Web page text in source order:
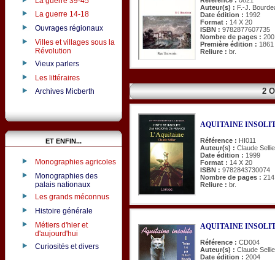
La guerre 14-18
Ouvrages régionaux
Villes et villages sous la
Révolution
Vieux parlers
Les littéraires
Archives Micberth
ET ENFIN...
Monographies agricoles
Monographies des
palais nationaux
Les grands méconnus
Histoire générale
Métiers d'hier et
d'aujourd'hui
Curiosités et divers
Auteur(s) : F.-J.
Date édition : 1992
Format : 14 X 20
ISBN : 9782877607735
Nombre de pages : 200
Première édition : 1861
Reliure : br.
2
AQUITAINE
Référence : HI011
Auteur(s) : Claude
Date édition : 1999
Format : 14 X 20
ISBN : 9782843730074
Nombre de pages : 214
Reliure : br.
AQUITAINE
Référence : CD004
Auteur(s) : Claude
Date édition : 2004